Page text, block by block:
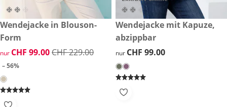
reduzierter Preis CHF 99.00, vorheriger Preis: CHF 229.00
-56%
Wendejacke in Blouson-
Form
reduzierter Preis CHF 99.00, vorheriger Preis: CHF 229.00
nur CHF 99.00CHF 229.00
– 56%
CHF 99.00
Wendejacke mit Kapuze,
abzippbar
CHF 99.00
nur CHF 99.00